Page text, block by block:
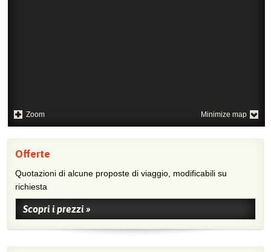
Zoom Minimize map
Offerte
Quotazioni di alcune proposte di viaggio, modificabili su
richiesta
Scopri i prezzi »